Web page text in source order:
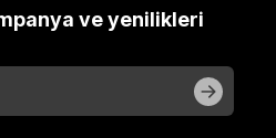
ve yenilikleri